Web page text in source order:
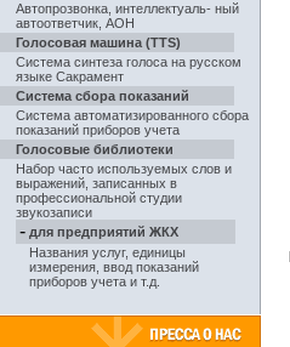
Автопрозвонка интеллектуаль- ный
автоответчик, АОН
Голосовая машина (TTS)
Система синтеза голоса на русском
языке Сакрамент
Система сбора показаний
Система автоматизированного сбора
показаний приборов учета
Голосовые библиотеки
Набор часто используемых слов и
выражений, записанных в
профессиональной студии
звукозаписи
- для предприятий ЖКХ
Названия услуг, единицы
измерения, ввод показаний
приборов учета и т.д.